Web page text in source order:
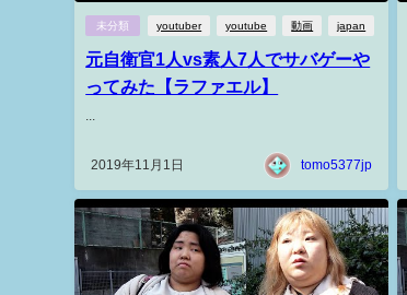
未分類 youtuber youtube 動画 japan
元自衛官1人vs素人7人でサバゲーや
ってみた【ラファエル】
2019年11月1日 tomo5377jp